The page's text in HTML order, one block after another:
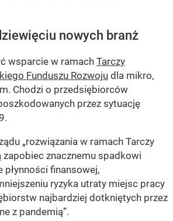
nowych branż
wsparcie w ramach Tarczy
Funduszu Rozwoju dla mikro,
Chodzi o przedsiębiorców
przez sytuację
„rozwiązania w ramach Tarczy
zapobiec znacznemu spadkowi
finansowej,
ryzyka utraty miejsc pracy
najbardziej dotkniętych przez
z pandemią”.